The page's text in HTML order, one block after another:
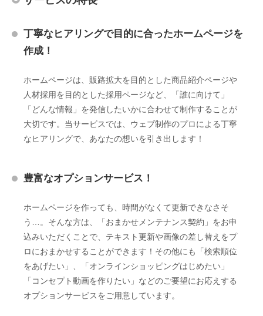
丁寧なヒアリングで目的に合ったホームページを
作成！
ホームページは、販路拡大を目的とした商品紹介ページや
人材採用を目的とした採用ページなど、「誰に向けて」
「どんな情報」を発信したいかに合わせて制作することが
大切です。当サービスでは、ウェブ制作のプロによる丁寧
なヒアリングで、あなたの想いを引き出します！
豊富なオプションサービス！
ホームページを作っても、時間がなくて更新できなさそ
う…。そんな方は、「おまかせメンテナンス契約」をお申
込みいただくことで、テキスト更新や画像の差し替えをプ
ロにおまかせすることができます！その他にも「検索順位
をあげたい」、「オンラインショッピングはじめたい」
「コンセプト動画を作りたい」などのご要望にお応えする
オプションサービスをご用意しています。